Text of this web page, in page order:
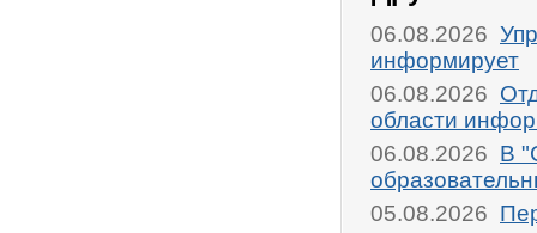
06.08.2026
информирует
06.08.2026
области
06.08.2026 В
05.08.2026